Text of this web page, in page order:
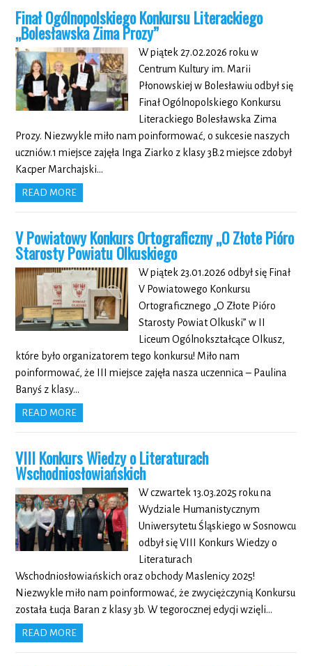
Finał Ogólnopolskiego Konkursu Literackiego
„Bolesławska Zima Prozy”
W piątek 27.02.2026 roku w
Centrum Kultury im. Marii
Płonowskiej w Bolesławiu odbył się
Finał Ogólnopolskiego Konkursu
Literackiego Bolesławska Zima
Prozy. Niezwykle miło nam poinformować, o sukcesie naszych
uczniów.1 miejsce zajęła Inga Ziarko z klasy 3B.2 miejsce zdobył
Kacper Marchajski…
READ MORE
V Powiatowy Konkurs Ortograficzny „O Złote Pióro
Starosty Powiatu Olkuskiego
W piątek 23.01.2026 odbył się Finał
V Powiatowego Konkursu
Ortograficznego „O Złote Pióro
Starosty Powiat Olkuski” w II
Liceum Ogólnokształcące Olkusz,
które było organizatorem tego konkursu! Miło nam
poinformować, że III miejsce zajęła nasza uczennica – Paulina
Banyś z klasy…
READ MORE
VIII Konkurs Wiedzy o Literaturach
Wschodniosłowiańskich
W czwartek 13.03.2025 roku na
Wydziale Humanistycznym
Uniwersytetu Śląskiego w Sosnowcu
odbył się VIII Konkurs Wiedzy o
Literaturach
Wschodniosłowiańskich oraz obchody Maslenicy 2025!
Niezwykle miło nam poinformować, że zwyciężczynią Konkursu
została Łucja Baran z klasy 3b. W tegorocznej edycji wzięli…
READ MORE